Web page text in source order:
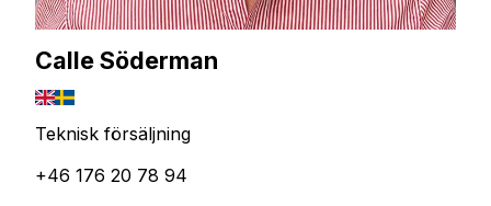
Calle Söderman
Teknisk försäljning
+46 176 20 78 94